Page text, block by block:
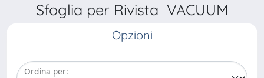
Sfoglia per Rivista VACUUM
Opzioni
Ordina per: